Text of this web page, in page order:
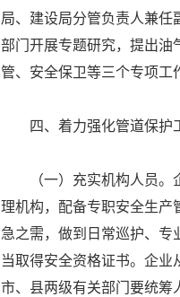
局、建设局分管负责人兼任
部门开展专题研究，提出油
管、安全保卫等三个专项工
四、着力强化管道保护
（一）充实机构人员。企
理机构，配备专职安全生产
急之需，做到日常巡护、专
当取得安全资格证书。企
市、县两级有关部门要统筹